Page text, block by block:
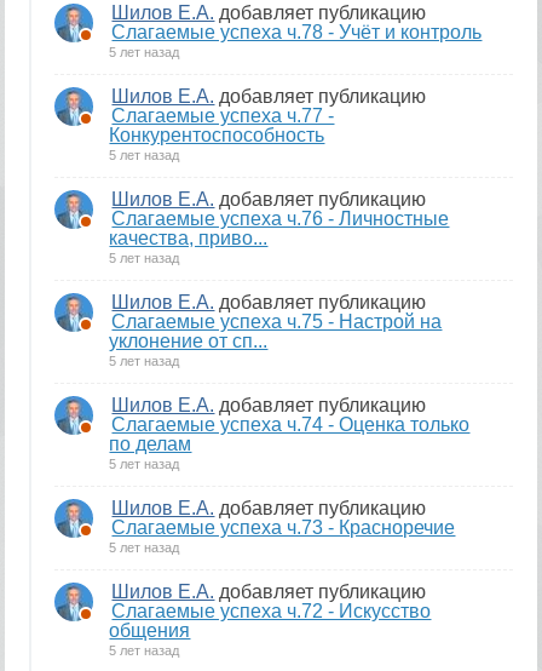
Шилов Е.А. добавляет публикацию
Слагаемые успеха ч.78 - Учёт и контроль
5 лет назад
Шилов Е.А. добавляет публикацию
Слагаемые успеха ч.77 -
Конкурентоспособность
5 лет назад
Шилов Е.А. добавляет публикацию
Слагаемые успеха ч.76 - Личностные
качества, приво...
5 лет назад
Шилов Е.А. добавляет публикацию
Слагаемые успеха ч.75 - Настрой на
уклонение от сп...
5 лет назад
Шилов Е.А. добавляет публикацию
Слагаемые успеха ч.74 - Оценка только
по делам
5 лет назад
Шилов Е.А. добавляет публикацию
Слагаемые успеха ч.73 - Красноречие
5 лет назад
Шилов Е.А. добавляет публикацию
Слагаемые успеха ч.72 - Искусство
общения
5 лет назад